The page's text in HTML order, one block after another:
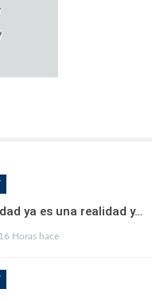
ya es una realidad y…
16 Horas hace